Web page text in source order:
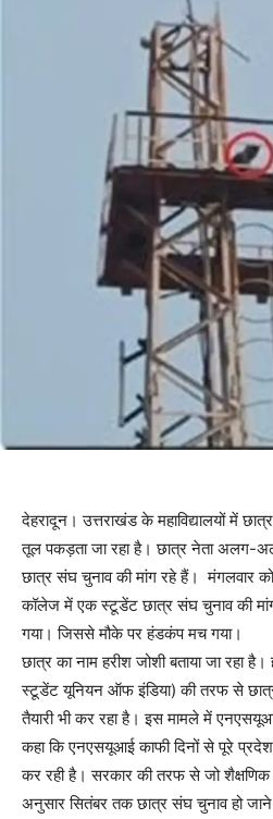
देहरादून। उत्तराखंड के महाविद्यालयों में
तूल पकड़ता जा रहा है। छात्र नेता अलग-
छात्र संघ चुनाव की मांग रहे हैं। मंगलवार को
कॉलेज में एक स्टूडेंट छात्र संघ चुनाव की
गया। जिससे मौके पर हंडकंप मच गया।
छात्र का नाम हरीश जोशी बताया जा रहा
स्टूडेंट यूनियन ऑफ इंडिया) की तरफ से
तैयारी भी कर रहा है। इस मामले में
कहा कि एनएसयूआई काफी दिनों से पूरे
कर रही है। सरकार की तरफ से जो
अनुसार सितंबर तक छात्र संघ चुनाव हो